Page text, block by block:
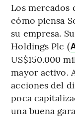
Los mercados
cómo piensa
su empresa.
Holdings Plc (
US$150.000
mayor activo.
acciones del
poca
una buena